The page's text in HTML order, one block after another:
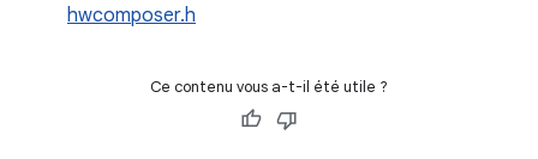
hwcomposer.h
Ce contenu vous a-t-il été utile ?